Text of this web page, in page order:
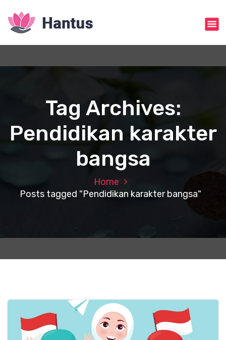
Tag Archives:
Pendidikan karakter
bangsa
Home
Posts tagged "Pendidikan karakter bangsa"